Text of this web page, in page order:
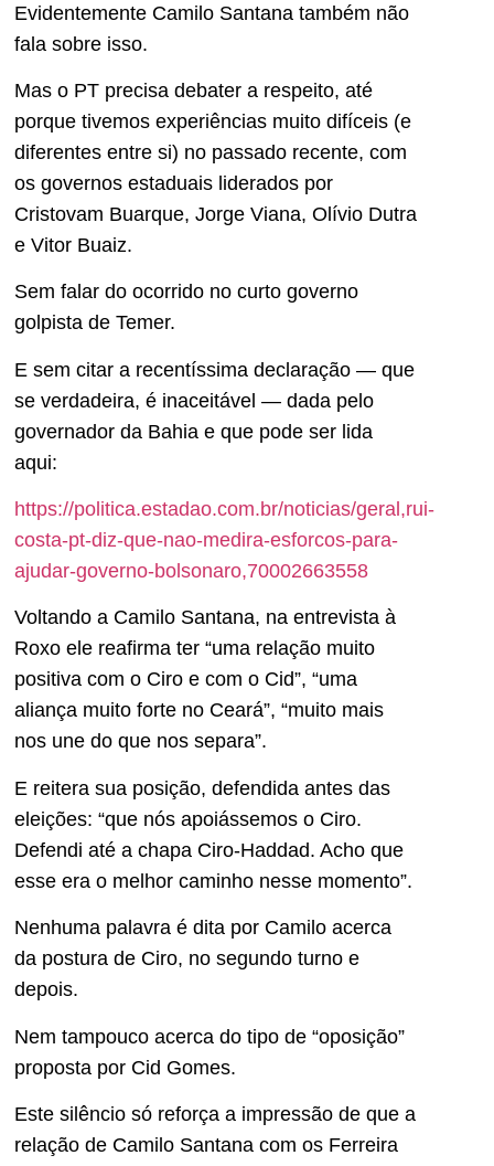
Evidentemente Camilo Santana também não
fala sobre isso.
Mas o PT precisa debater a respeito, até
porque tivemos experiências muito difíceis (e
diferentes entre si) no passado recente, com
os governos estaduais liderados por
Cristovam Buarque, Jorge Viana, Olívio Dutra
e Vitor Buaiz.
Sem falar do ocorrido no curto governo
golpista de Temer.
E sem citar a recentíssima declaração — que
se verdadeira, é inaceitável — dada pelo
governador da Bahia e que pode ser lida
aqui:
https://politica.estadao.com.br/noticias/geral,rui-
costa-pt-diz-que-nao-medira-esforcos-para-
ajudar-governo-bolsonaro,70002663558
Voltando a Camilo Santana, na entrevista à
Roxo ele reafirma ter “uma relação muito
positiva com o Ciro e com o Cid”, “uma
aliança muito forte no Ceará”, “muito mais
nos une do que nos separa”.
E reitera sua posição, defendida antes das
eleições: “que nós apoiássemos o Ciro.
Defendi até a chapa Ciro-Haddad. Acho que
esse era o melhor caminho nesse momento”.
Nenhuma palavra é dita por Camilo acerca
da postura de Ciro, no segundo turno e
depois.
Nem tampouco acerca do tipo de “oposição”
proposta por Cid Gomes.
Este silêncio só reforça a impressão de que a
relação de Camilo Santana com os Ferreira